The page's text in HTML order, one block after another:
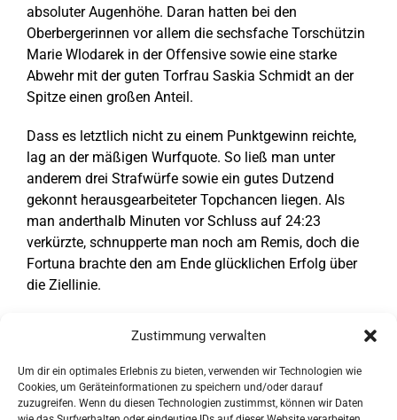
Zustimmung verwalten
Um dir ein optimales Erlebnis zu bieten, verwenden wir Technologien wie
Cookies, um Geräteinformationen zu speichern und/oder darauf
zuzugreifen. Wenn du diesen Technologien zustimmst, können wir Daten
absoluter Augenhöhe. Daran hatten bei den
Oberbergerinnen vor allem die sechsfache Torschützin
Marie Wlodarek in der Offensive sowie eine starke
Abwehr mit der guten Torfrau Saskia Schmidt an der
Spitze einen großen Anteil.
Dass es letztlich nicht zu einem Punktgewinn reichte,
lag an der mäßigen Wurfquote. So ließ man unter
anderem drei Strafwürfe sowie ein gutes Dutzend
gekonnt herausgearbeiteter Topchancen liegen. Als
man anderthalb Minuten vor Schluss auf 24:23
verkürzte, schnupperte man noch am Remis, doch die
Fortuna brachte den am Ende glücklichen Erfolg über
die Ziellinie.
Blumberg (5/1), Desiree Horn (3), Tahnee Ranke ,
Annika Frick, Hannah Stöcker (je 2), Giuliana Marie
Kuba, Leonie Wlodarek, Melanie Mylenbusch (je 1).